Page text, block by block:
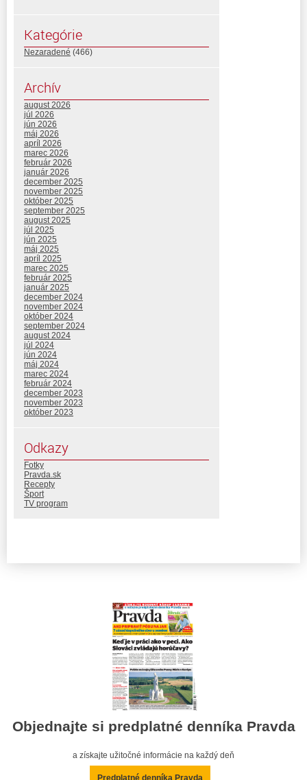
Kategórie
Nezaradené (466)
Archív
august 2026
júl 2026
jún 2026
máj 2026
apríl 2026
marec 2026
február 2026
január 2026
december 2025
november 2025
október 2025
september 2025
august 2025
júl 2025
jún 2025
máj 2025
apríl 2025
marec 2025
február 2025
január 2025
december 2024
november 2024
október 2024
september 2024
august 2024
júl 2024
jún 2024
máj 2024
marec 2024
február 2024
december 2023
november 2023
október 2023
Odkazy
Fotky
Pravda.sk
Recepty
Šport
TV program
Objednajte si predplatné denníka Pravda
a získajte užitočné informácie na každý deň
Predplatné denníka Pravda